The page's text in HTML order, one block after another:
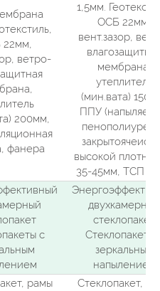
ветро-
200мм,
фанера
1,5мм.
ОСБ 22мм,
вент.зазор,
мембрана,
утеплитель
(мин.вата)
ППУ
высокой
35-45мм, ТСП
с
двухкамерный
стеклопакет
Стеклопакеты
зеркальным
напылением
рамы
Стеклопакет,